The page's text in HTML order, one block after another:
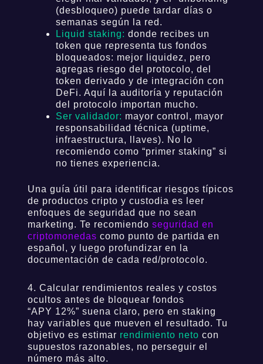
(desbloqueo) puede tardar días o
semanas según la red.
Liquid staking: donde recibes un
token que representa tus fondos
bloqueados: mejor liquidez, pero
agregas riesgo del protocolo, del
token derivado y de integración con
DeFi. Aquí la auditoría y reputación
del protocolo importan mucho.
Ser validador: mayor control, mayor
responsabilidad técnica (uptime,
infraestructura, llaves). No lo
recomiendo como “primer staking” si
no tienes experiencia.
Una guía útil para identificar riesgos típicos
de productos cripto y custodia es leer
enfoques de seguridad que no sean
marketing. Te recomiendo seguridad en
criptomonedas como punto de partida en
español, y luego profundizar en la
documentación de cada red/protocolo.
4. Calcular rendimientos reales y costos
ocultos antes de bloquear fondos
“APY 12%” suena claro, pero en staking
hay variables que mueven el resultado. Tu
objetivo es estimar rendimiento neto con
supuestos razonables, no perseguir el
número más alto.